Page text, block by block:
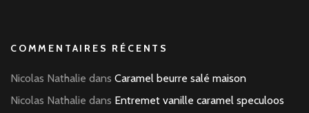
COMMENTAIRES RÉCENTS
Nicolas Nathalie dans Caramel beurre salé maison
Nicolas Nathalie dans Entremet vanille caramel speculoos